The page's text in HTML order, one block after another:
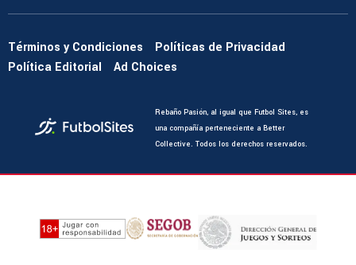
Términos y Condiciones
Políticas de Privacidad
Política Editorial
Ad Choices
Rebaño Pasión, al igual que Futbol Sites, es
una compañía perteneciente a Better
Collective. Todos los derechos reservados.